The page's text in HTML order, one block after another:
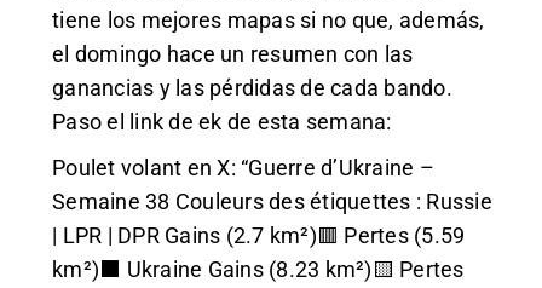
tiene los mejores mapas si no que, además,
el domingo hace un resumen con las
ganancias y las pérdidas de cada bando.
Paso el link de ek de esta semana:
Poulet volant en X: “Guerre d’Ukraine –
Semaine 38 Couleurs des étiquettes : Russie
| LPR | DPR Gains (2.7 km²)🟥 Pertes (5.59
km²)⬛️ Ukraine Gains (8.23 km²)🟨 Pertes